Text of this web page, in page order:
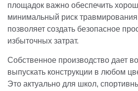
площадок важно обеспечить
минимальный риск
позволяет создать безопасное
избыточных затрат.
Собственное производство дает
выпускать конструкции в любом
Это актуально для школ,